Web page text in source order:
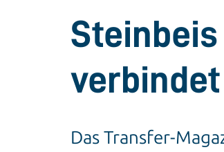
verbindet
Das Transfer-